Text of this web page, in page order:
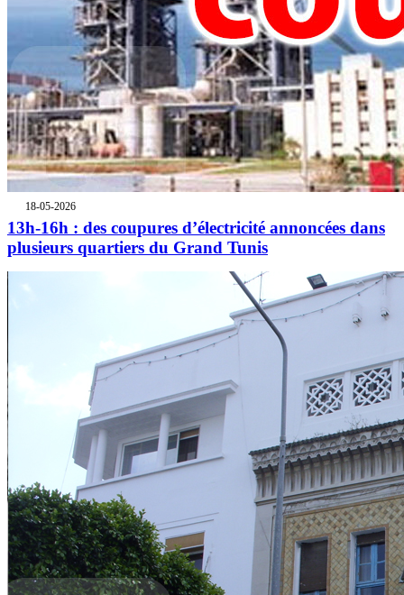
18-05-2026
13h-16h : des coupures d’électricité annoncées dans
plusieurs quartiers du Grand Tunis